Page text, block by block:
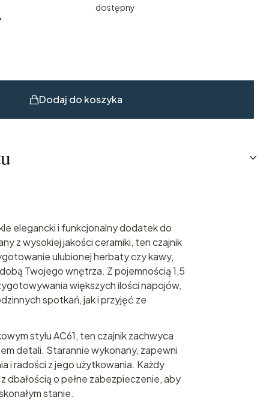
dostępny
Dodaj do koszyka
elegancki i funkcjonalny dodatek do
z wysokiej jakości ceramiki, ten czajnik
ulubionej herbaty czy kawy,
Twojego wnętrza. Z pojemnością 1,5
większych ilości napojów,
spotkań, jak i przyjęć ze
stylu AC61, ten czajnik zachwyca
detali. Starannie wykonany, zapewni
i radości z jego użytkowania. Każdy
dbałością o pełne zabezpieczenie, aby
stanie.